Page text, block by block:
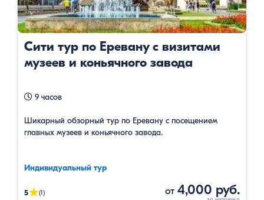
Сити тур по Еревану с визитами
музеев и коньячного завода
9 часов
Шикарный обзорный тур по Еревану с посещением
главных музеев и коньячного завода.
Индивидуальный тур
5★(1) от 4,000 руб.